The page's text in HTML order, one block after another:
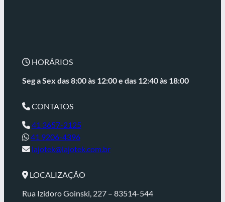
HORÁRIOS
Seg a Sex das 8:00 às 12:00 e das 12:40 às 18:00
CONTATOS
41 3657-2125
41 9206-4396
lajotek@lajotek.com.br
LOCALIZAÇÃO
Rua Izidoro Goinski, 227 – 83514-544